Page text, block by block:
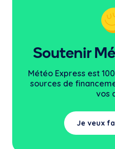
Soutenir
Météo Express est
sources de
vos
Je veux